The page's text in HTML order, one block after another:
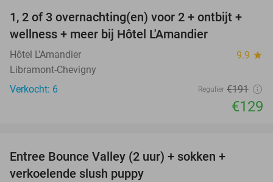
32%
TODAY
1, 2 of 3 overnachting(en) voor 2 + ontbijt +
wellness + meer bij Hôtel L'Amandier
Hôtel L'Amandier 9.9 star
Libramont-Chevigny
Verkocht: 6
Regulier €191
€129
Entree Bounce Valley (2 uur) + sokken +
verkoelende slush puppy